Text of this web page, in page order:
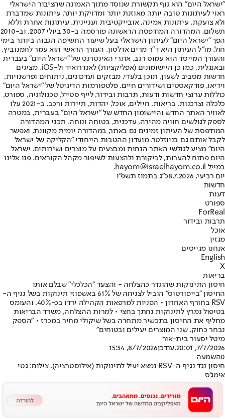
"ישראל היום" הוא גוף תקשורת שנוסד מתוך האמונה שהציבור הישראלי
ראוי לעיתונות טובה יותר, מאוזנת יותר ומדויקת יותר. עיתונות שמדברת
ולא צועקת. עיתונות אמינה, אובייקטיבית ועניינית. עיתונות אחרת וללא
תשלום. המהדורה המודפסת הראשונה פורסמה ב-30 ביולי 2007, וב-2010
הפך "ישראל היום" לעיתון הישראלי בעל שיעור החשיפה הגבוה ביותר בימי
חול. מו"ל העיתון היא ד"ר מרים אדלסון. העורך הראשי הוא עמר לחמנוביץ,
והעורך המייסד הוא עמוס רגב. אתרי האינטרנט של "ישראל היום" בעברית
ובאנגלית, כמו כן היישומונים (אפליקציות) לאנדרואיד ול-iOS, מציגים
חדשות מסביב לשעון, תוכן בלעדי, מבזקים ועדכונים, ניתוחים ופרשנויות,
וידיאו, פודקאסטים ושידורים חיים. פלטפורמות הדיגיטל של "ישראל היום"
כוללות ערוצי חדשות ודעות, תרבות ובידור, לייף סטייל, טכנולוגיה, ספורט,
כלכלה וצרכנות, בריאות, חיילים, אוכל, יהדות, תיירות ורכב. ב-2021 עלו
לאוויר האתר החדש והיישומון החדש של "ישראל היום" בעברית, במטרה
לספק לגולשים חוויה מהירה, עדכנית, בטוחה ונוחה. תכני המהדורה
המודפסת של העיתון זמינים גם באתר, במהדורה יומית מקוונת, ואפשר
לקבל אותם גם בניוזלטר. מועדון ההטבות הייחודי "הקליקה של ישראל
היום" מציע לגולשי האתר הנחות ומבצעים על מוצרים ושירותים. ישראל
היום פתוח להערות, לביקורת ולהצעות לשיפור מקהל הקוראים. פנו אלינו
במייל hayom@israelhayom.co.il.
יום רביעי, 8.7.2026
כ"ג בתמוז תשפ"ו
חדשות
דעות
ספורט
ForReal
תרבות ובידור
אוכל
מגזין
אנחנו מגייסים
English
X
בריאות
חיסון התינוקות שהוגדר כהצלחה - והצעד "הכלכלי" שבלם אותו
החיסון "בייפורטוס" הוביל לצניחה של 61% באשפוזי תינוקות בשל נגיף ה-
RSV בחורף האחרון • הפניות למרפאות הקהילה ירדו בכ-40%, והעומס
בטיפול נמרץ לתינוקות נחתך בחצי • למרות ההצלחה, משרד הבריאות
מחליף את החיסון בתכשיר מתחרה בשל שיקולי מחיר במכרז • "הספק
נבחר כחוק, שני המוצרים יעילים ובטוחים"
מיטל יסעור בית-אור
7/7/2026, 20:01
,עודכן8/7/2026, 15:34
0השמעה
חיסון נגד נגיף ה-RSV נמצא יעיל לתינוקות (אילוסטרציה). צילום: גטי
אימג'ס